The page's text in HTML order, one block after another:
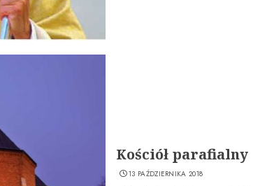
Kościół parafialny
13 PAŹDZIERNIKA 2018